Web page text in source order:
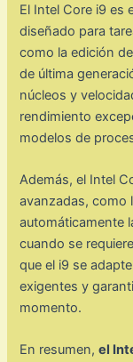
El Intel Core i9 es
diseñado para
como la edición
de última
núcleos y
rendimiento
modelos de
Además, el Intel
avanzadas, como
automáticamente
cuando se
que el i9 se
exigentes y
momento.
En resumen,el